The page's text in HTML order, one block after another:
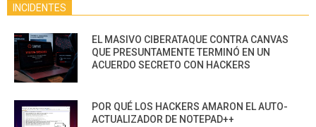
INCIDENTES
EL MASIVO CIBERATAQUE CONTRA CANVAS
QUE PRESUNTAMENTE TERMINÓ EN UN
ACUERDO SECRETO CON HACKERS
POR QUÉ LOS HACKERS AMARON EL AUTO-
ACTUALIZADOR DE NOTEPAD++